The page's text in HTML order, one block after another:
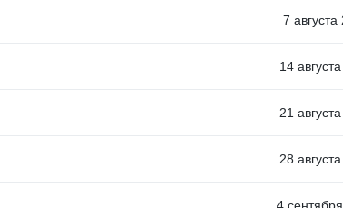
7 августа
14
21
28